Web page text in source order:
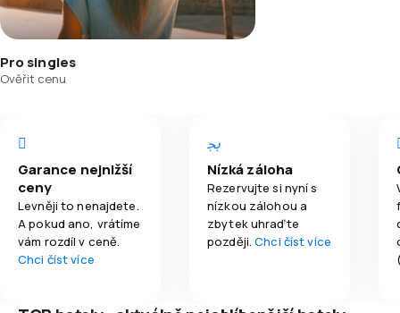
Pro singles
Ověřit cenu
Garance nejnižší
ceny
Levněji to nenajdete.
A pokud ano, vrátíme
vám rozdíl v ceně.
Chci číst více
Nízká záloha
Rezervujte si nyní s
nízkou zálohou a
zbytek uhraďte
později.Chci číst více